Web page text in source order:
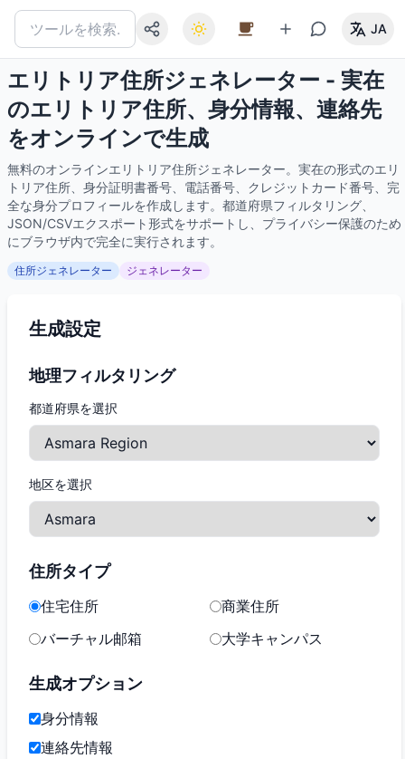
JA
エリトリア住所ジェネレーター - 実在
のエリトリア住所、身分情報、連絡先
をオンラインで生成
無料のオンラインエリトリア住所ジェネレーター。実在の形式のエリ
トリア住所、身分証明書番号、電話番号、クレジットカード番号、完
全な身分プロフィールを作成します。都道府県フィルタリング、
JSON/CSVエクスポート形式をサポートし、プライバシー保護のため
にブラウザ内で完全に実行されます。
住所ジェネレーター ジェネレーター
生成設定
地理フィルタリング
都道府県を選択
地区を選択
住所タイプ
住宅住所
商業住所
バーチャル邮箱
大学キャンパス
生成オプション
身分情報
連絡先情報